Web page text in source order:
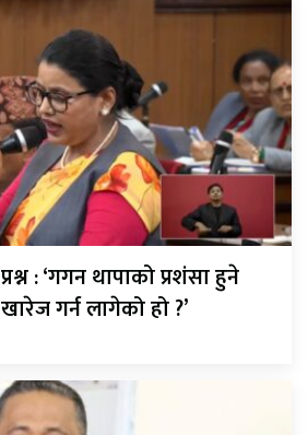
: ‘गगन थापाको प्रशंसा हुने
गर्न लागेको हो ?’